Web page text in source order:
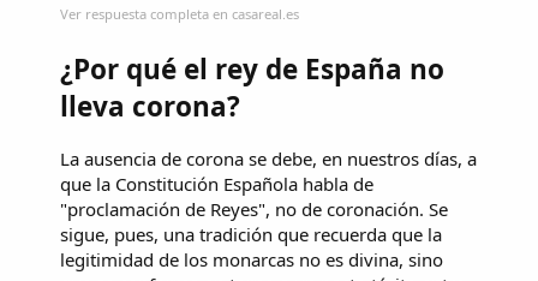
Ver respuesta completa en casareal.es
¿Por qué el rey de España no
lleva corona?
La ausencia de corona se debe, en nuestros días, a
que la Constitución Española habla de
"proclamación de Reyes", no de coronación. Se
sigue, pues, una tradición que recuerda que la
legitimidad de los monarcas no es divina, sino